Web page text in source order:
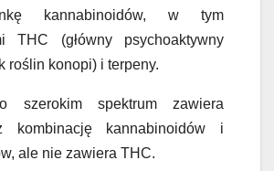
kannabinoidów, w tym
THC (główny psychoaktywny
roślin konopi) i terpeny.
szerokim spektrum zawiera
kombinację kannabinoidów i
ale nie zawiera THC.